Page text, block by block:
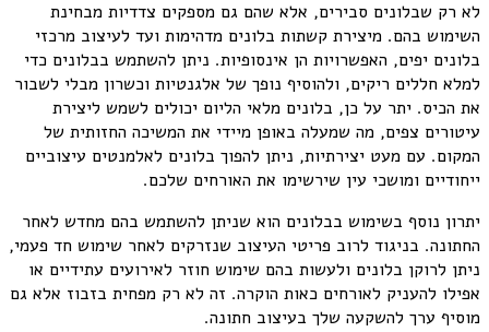
לא רק שבלונים סבירים, אלא שהם גם מספקים צדדיות מבחינת
השימוש בהם. מיצירת קשתות בלונים מדהימות ועד לעיצוב מרכזי
בלונים יפים, האפשרויות הן אינסופיות. ניתן להשתמש בבלונים כדי
למלא חללים ריקים, ולהוסיף נופך של אלגנטיות וכשרון מבלי לשבור
את הכיס. יתר על כן, בלונים מלאי הליום יכולים לשמש ליצירת
עיטורים צפים, מה שמעלה באופן מיידי את המשיכה החזותית של
המקום. עם מעט יצירתיות, ניתן להפוך בלונים לאלמנטים עיצוביים
ייחודיים ומושכי עין שירשימו את האורחים שלכם.
יתרון נוסף בשימוש בבלונים הוא שניתן להשתמש בהם מחדש לאחר
החתונה. בניגוד לרוב פריטי העיצוב שנזרקים לאחר שימוש חד פעמי,
ניתן לרוקן בלונים ולעשות בהם שימוש חוזר לאירועים עתידיים או
אפילו להעניק לאורחים כאות הוקרה. זה לא רק מפחית בזבוז אלא גם
מוסיף ערך להשקעה שלך בעיצוב חתונה.